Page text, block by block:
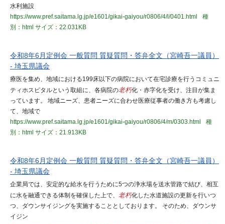
水利施設
https://www.pref.saitama.lg.jp/e1601/gikai-gaiyou/r0806/4/l/0401.html
種
別：html サイズ：22.031KB
令和8年6月定例会 一般質問 質疑質問・答弁全文（宮崎吾一議員）
- 埼玉県議会
療医を集め、地域における199床以下の病院において在宅診療を行うコミュニ
ティホスピタルという取組に、各病院の老朽化・赤字化を受け、注目が集ま
っています。 地域ニーズ、患者ニーズに合わせ医療従事者の働き方も考慮し
て、地域で
https://www.pref.saitama.lg.jp/e1601/gikai-gaiyou/r0806/4/m/0303.html
種
別：html サイズ：21.913KB
令和8年6月定例会 一般質問 質疑質問・答弁全文（宮崎吾一議員）
- 埼玉県議会
企業局では、安定的な給水を行うために5つの浄水場を送水管路で結び、相互
に水を融通できる体制を確保した上で、 老朽化した水道施設の更新を行いつ
つ、ダウンサイジングを実施することとしております。 そのため、ダウンサ
イジン